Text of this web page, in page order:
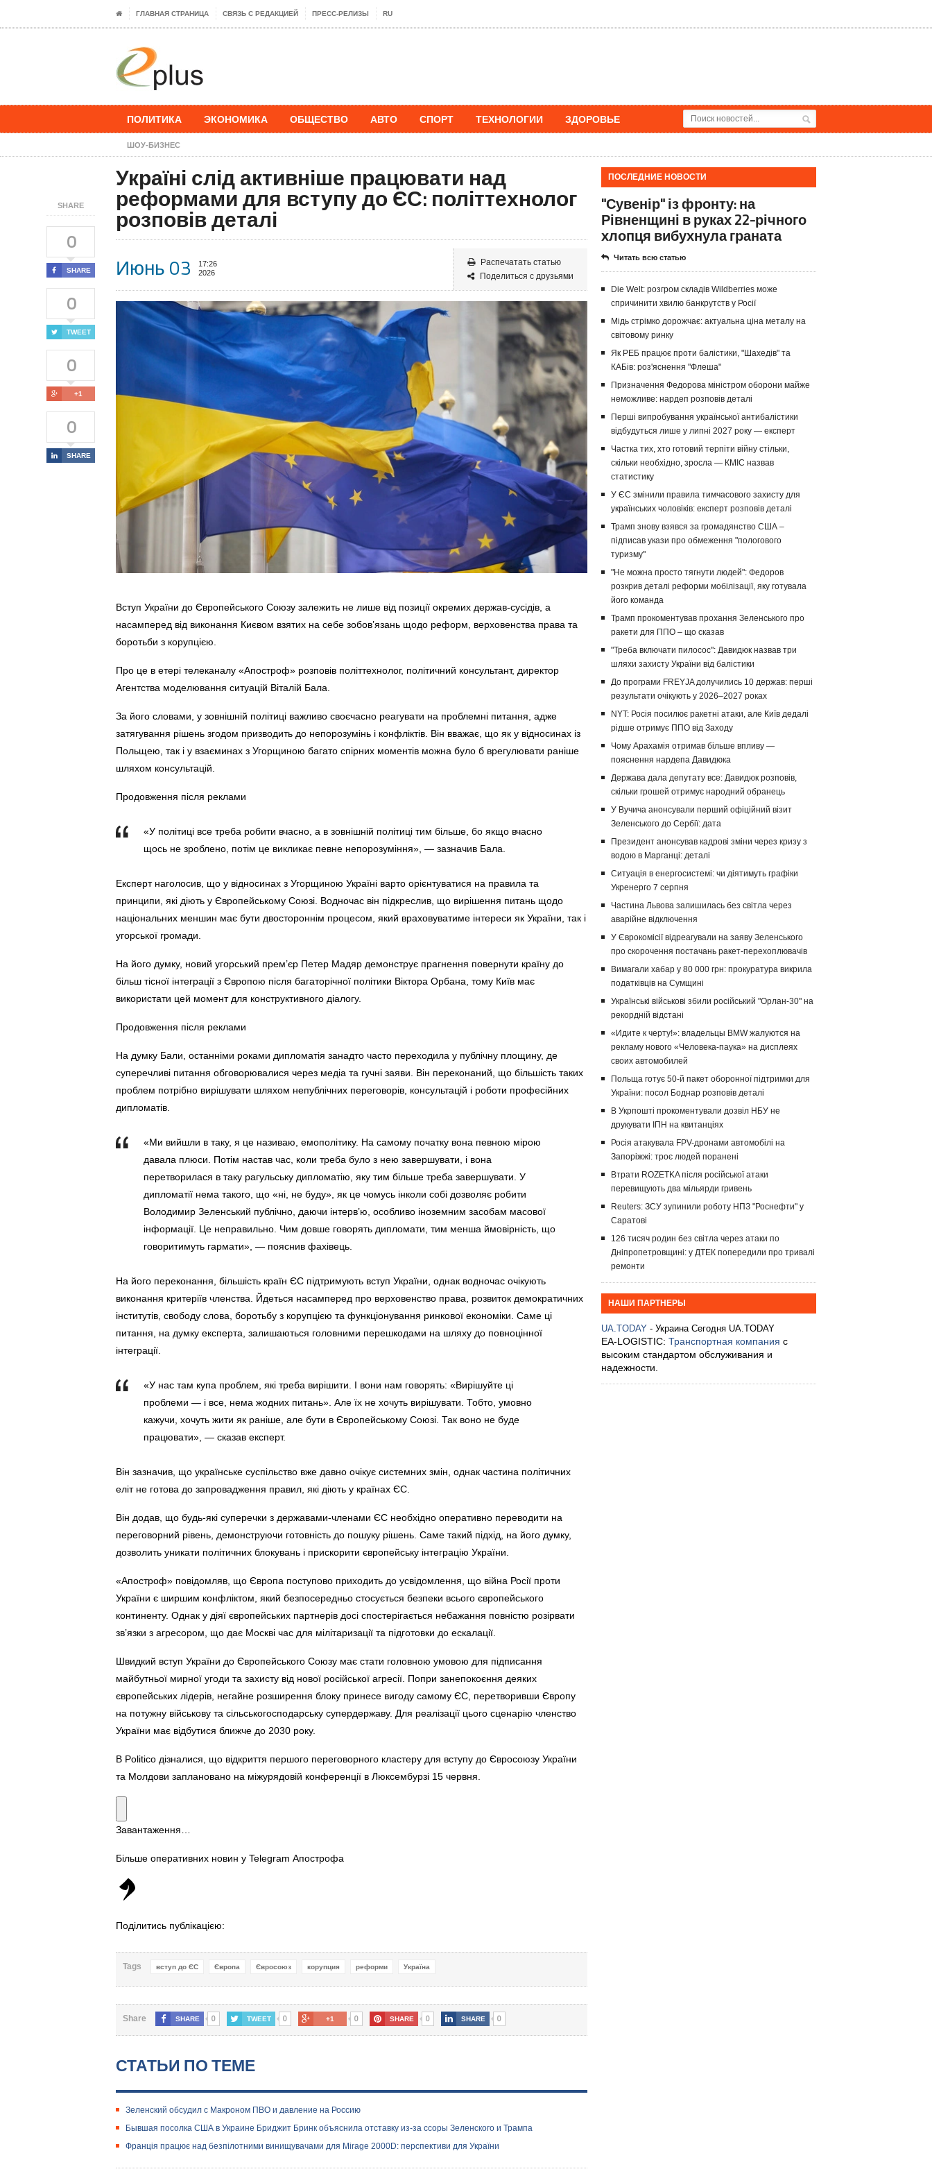
ГЛАВНАЯ СТРАНИЦА СВЯЗЬ С РЕДАКЦИЕЙ ПРЕСС-РЕЛИЗЫ RU
ПОЛИТИКА ЭКОНОМИКА ОБЩЕСТВО АВТО СПОРТ ТЕХНОЛОГИИ ЗДОРОВЬЕ
ШОУ-БИЗНЕС
SHARE
0
SHARE
0
TWEET
0
+1
0
SHARE
Україні слід активніше працювати над
реформами для вступу до ЄС: політтехнолог
розповів деталі
Июнь 03
17:26
2026
Распечатать статью
Поделиться с друзьями
Вступ України до Європейського Союзу залежить не лише від позиції окремих держав-сусідів, а
насамперед від виконання Києвом взятих на себе зобов’язань щодо реформ, верховенства права та
боротьби з корупцією.
Про це в етері телеканалу «Апостроф» розповів політтехнолог, політичний консультант, директор
Агентства моделювання ситуацій Віталій Бала.
За його словами, у зовнішній політиці важливо своєчасно реагувати на проблемні питання, адже
затягування рішень згодом призводить до непорозумінь і конфліктів. Він вважає, що як у відносинах із
Польщею, так і у взаєминах з Угорщиною багато спірних моментів можна було б врегулювати раніше
шляхом консультацій.
Продовження після реклами
«У політиці все треба робити вчасно, а в зовнішній політиці тим більше, бо якщо вчасно
щось не зроблено, потім це викликає певне непорозуміння», — зазначив Бала.
Експерт наголосив, що у відносинах з Угорщиною Україні варто орієнтуватися на правила та
принципи, які діють у Європейському Союзі. Водночас він підкреслив, що вирішення питань щодо
національних меншин має бути двостороннім процесом, який враховуватиме інтереси як України, так і
угорської громади.
На його думку, новий угорський прем’єр Петер Мадяр демонструє прагнення повернути країну до
більш тісної інтеграції з Європою після багаторічної політики Віктора Орбана, тому Київ має
використати цей момент для конструктивного діалогу.
Продовження після реклами
На думку Бали, останніми роками дипломатія занадто часто переходила у публічну площину, де
суперечливі питання обговорювалися через медіа та гучні заяви. Він переконаний, що більшість таких
проблем потрібно вирішувати шляхом непублічних переговорів, консультацій і роботи професійних
дипломатів.
«Ми вийшли в таку, я це називаю, емополітику. На самому початку вона певною мірою
давала плюси. Потім настав час, коли треба було з нею завершувати, і вона
перетворилася в таку рагульську дипломатію, яку тим більше треба завершувати. У
дипломатії нема такого, що «ні, не буду», як це чомусь інколи собі дозволяє робити
Володимир Зеленський публічно, даючи інтерв’ю, особливо іноземним засобам масової
інформації. Це неправильно. Чим довше говорять дипломати, тим менша ймовірність, що
говоритимуть гармати», — пояснив фахівець.
На його переконання, більшість країн ЄС підтримують вступ України, однак водночас очікують
виконання критеріїв членства. Йдеться насамперед про верховенство права, розвиток демократичних
інститутів, свободу слова, боротьбу з корупцією та функціонування ринкової економіки. Саме ці
питання, на думку експерта, залишаються головними перешкодами на шляху до повноцінної
інтеграції.
«У нас там купа проблем, які треба вирішити. І вони нам говорять: «Вирішуйте ці
проблеми — і все, нема жодних питань». Але їх не хочуть вирішувати. Тобто, умовно
кажучи, хочуть жити як раніше, але бути в Європейському Союзі. Так воно не буде
працювати», — сказав експерт.
Він зазначив, що українське суспільство вже давно очікує системних змін, однак частина політичних
еліт не готова до запровадження правил, які діють у країнах ЄС.
Він додав, що будь-які суперечки з державами-членами ЄС необхідно оперативно переводити на
переговорний рівень, демонструючи готовність до пошуку рішень. Саме такий підхід, на його думку,
дозволить уникати політичних блокувань і прискорити європейську інтеграцію України.
«Апостроф» повідомляв, що Європа поступово приходить до усвідомлення, що війна Росії проти
України є ширшим конфліктом, який безпосередньо стосується безпеки всього європейського
континенту. Однак у діяї європейських партнерів досі спостерігається небажання повністю розірвати
зв’язки з агресором, що дає Москві час для мілітаризації та підготовки до ескалації.
Швидкий вступ України до Європейського Союзу має стати головною умовою для підписання
майбутньої мирної угоди та захисту від нової російської агресії. Попри занепокоєння деяких
європейських лідерів, негайне розширення блоку принесе вигоду самому ЄС, перетворивши Європу
на потужну військову та сільськогосподарську супердержаву. Для реалізації цього сценарію членство
України має відбутися ближче до 2030 року.
В Politico дізналися, що відкриття першого переговорного кластеру для вступу до Євросоюзу України
та Молдови заплановано на міжурядовій конференції в Люксембурзі 15 червня.
Завантаження…
Більше оперативних новин у Telegram Апострофа
Поділитись публікацією:
Tags вступ до ЄС Європа Євросоюз корупция реформи Україна
Share SHARE 0 TWEET 0 +1 0 SHARE 0 SHARE 0
СТАТЬИ ПО ТЕМЕ
Зеленский обсудил с Макроном ПВО и давление на Россию
Бывшая посолка США в Украине Бриджит Бринк объяснила отставку из-за ссоры Зеленского и Трампа
Франція працює над безпілотними винищувачами для Mirage 2000D: перспективи для України
ПОСЛЕДНИЕ НОВОСТИ
"Сувенір" із фронту: на
Рівненщині в руках 22-річного
хлопця вибухнула граната
Читать всю статью
Die Welt: розгром складів Wildberries може
спричинити хвилю банкрутств у Росії
Мідь стрімко дорожчає: актуальна ціна металу на
світовому ринку
Як РЕБ працює проти балістики, "Шахедів" та
КАБів: роз'яснення "Флеша"
Призначення Федорова міністром оборони майже
неможливе: нардеп розповів деталі
Перші випробування української антибалістики
відбудуться лише у липні 2027 року — експерт
Частка тих, хто готовий терпіти війну стільки,
скільки необхідно, зросла — КМІС назвав
статистику
У ЄС змінили правила тимчасового захисту для
українських чоловіків: експерт розповів деталі
Трамп знову взявся за громадянство США –
підписав укази про обмеження "пологового
туризму"
"Не можна просто тягнути людей": Федоров
розкрив деталі реформи мобілізації, яку готувала
його команда
Трамп прокоментував прохання Зеленського про
ракети для ППО – що сказав
"Треба включати пилосос": Давидюк назвав три
шляхи захисту України від балістики
До програми FREYJA долучились 10 держав: перші
результати очікують у 2026–2027 роках
NYT: Росія посилює ракетні атаки, але Київ дедалі
рідше отримує ППО від Заходу
Чому Арахамія отримав більше впливу —
пояснення нардепа Давидюка
Держава дала депутату все: Давидюк розповів,
скільки грошей отримує народний обранець
У Вучича анонсували перший офіційний візит
Зеленського до Сербії: дата
Президент анонсував кадрові зміни через кризу з
водою в Марганці: деталі
Ситуація в енергосистемі: чи діятимуть графіки
Укренерго 7 серпня
Частина Львова залишилась без світла через
аварійне відключення
У Єврокомісії відреагували на заяву Зеленського
про скорочення постачань ракет-перехоплювачів
Вимагали хабар у 80 000 грн: прокуратура викрила
податківців на Сумщині
Українські військові збили російський "Орлан-30" на
рекордній відстані
«Идите к черту!»: владельцы BMW жалуются на
рекламу нового «Человека-паука» на дисплеях
своих автомобилей
Польща готує 50-й пакет оборонної підтримки для
України: посол Боднар розповів деталі
В Укрпошті прокоментували дозвіл НБУ не
друкувати ІПН на квитанціях
Росія атакувала FPV-дронами автомобілі на
Запоріжжі: троє людей поранені
Втрати ROZETKA після російської атаки
перевищують два мільярди гривень
Reuters: ЗСУ зупинили роботу НПЗ "Роснефти" у
Саратові
126 тисяч родин без світла через атаки по
Дніпропетровщині: у ДТЕК попередили про тривалі
ремонти
НАШИ ПАРТНЕРЫ
UA.TODAY - Украина Сегодня UA.TODAY
EA-LOGISTIC: Транспортная компания с
высоким стандартом обслуживания и
надежности.